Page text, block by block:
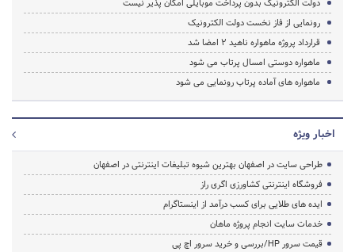
رونمایی از فاز نخست دولت الکترونیک
قرارداد پروژه ماهواره ناهید 2 امضا شد
ماهواره دوستی امسال پرتاب می شود
ماهواره های آماده پرتاب رونمایی می شود
اخبار ویژه
طراحی سایت در اصفهان بهترین شیوه تبلیغات اینترنتی در اصفهان
فروشگاه اینترنتی کشاورزی اگری راز
ایده های طلایی برای کسب درآمد از اینستاگرام
خدمات سایت انجام پروژه ماهان
قیمت سرور HP/بررسی و خرید سرور اچ پی